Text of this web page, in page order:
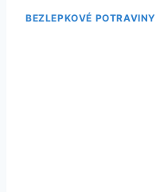
BEZLEPKOVÉ POTRAVINY